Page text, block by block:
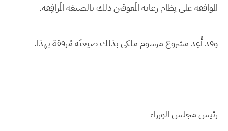
الموافقة على نِظام رعاية المُعوقين ذلك بالصيغة المُرافِقة.
وقد أُعِد مشروع مرسوم ملكي بذلك صيغتُه مُرفقة بهذا.
رئيس مجلس الوزراء